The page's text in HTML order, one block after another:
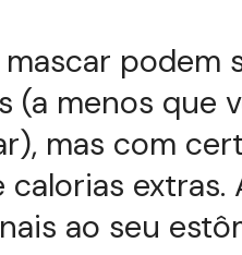
podem
(a menos que
mas com
calorias
ao seu